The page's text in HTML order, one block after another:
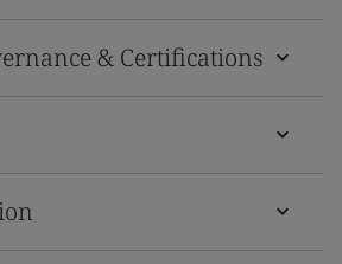
& Certifications